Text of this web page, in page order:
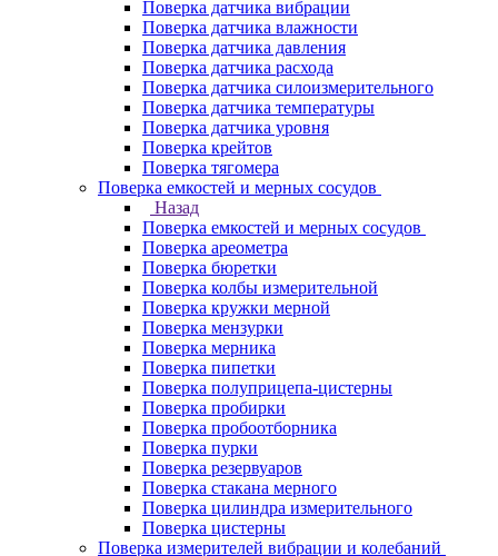
Поверка датчика вибрации
Поверка датчика влажности
Поверка датчика давления
Поверка датчика расхода
Поверка датчика силоизмерительного
Поверка датчика температуры
Поверка датчика уровня
Поверка крейтов
Поверка тягомера
Поверка емкостей и мерных сосудов
Назад
Поверка емкостей и мерных сосудов
Поверка ареометра
Поверка бюретки
Поверка колбы измерительной
Поверка кружки мерной
Поверка мензурки
Поверка мерника
Поверка пипетки
Поверка полуприцепа-цистерны
Поверка пробирки
Поверка пробоотборника
Поверка пурки
Поверка резервуаров
Поверка стакана мерного
Поверка цилиндра измерительного
Поверка цистерны
Поверка измерителей вибрации и колебаний